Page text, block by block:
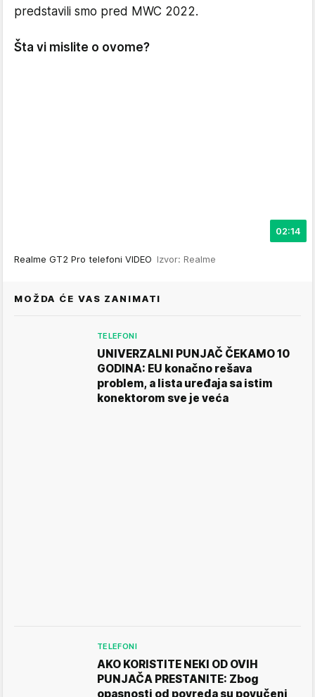
predstavili smo pred MWC 2022.
Šta vi mislite o ovome?
02:14
Realme GT2 Pro telefoni VIDEO Izvor: Realme
MOŽDA ĆE VAS ZANIMATI
TELEFONI
UNIVERZALNI PUNJAČ ČEKAMO 10
GODINA: EU konačno rešava
problem, a lista uređaja sa istim
konektorom sve je veća
TELEFONI
AKO KORISTITE NEKI OD OVIH
PUNJAČA PRESTANITE: Zbog
opasnosti od povreda su povučeni